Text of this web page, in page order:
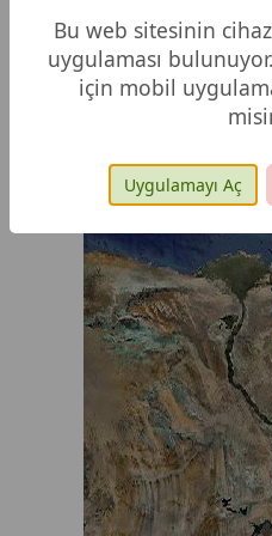
64
60
67
Bu web sitesinin
uygulaması
için mobil
Uygulamayı Aç